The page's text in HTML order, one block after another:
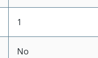
1
No